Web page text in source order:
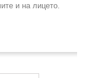
и на лицето.